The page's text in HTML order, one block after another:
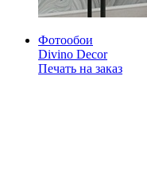
Фотообои
Divino Decor
Печать на заказ